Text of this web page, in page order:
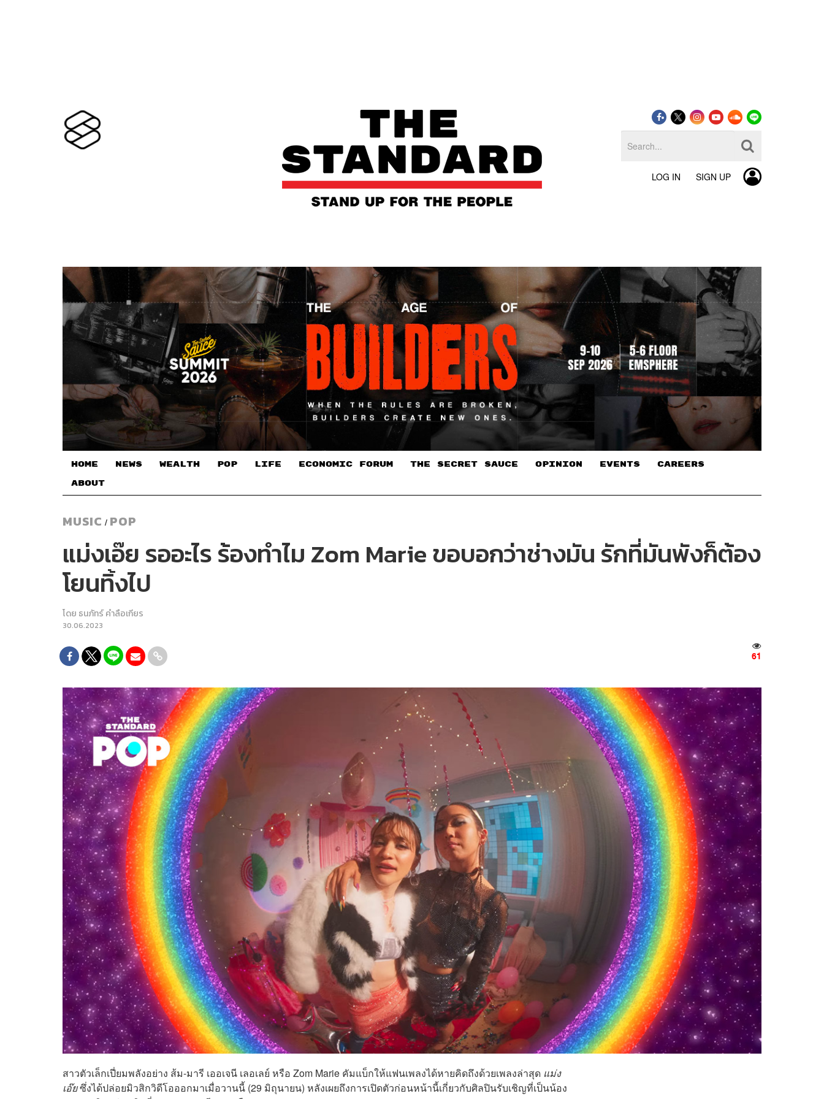
LOG IN SIGN UP
HOME NEWS WEALTH POP LIFE ECONOMIC FORUM THE SECRET SAUCE​ OPINION EVENTS CAREERS
ABOUT
MUSIC / POP
แม่งเอ๊ย รออะไร ร้องทำไม Zom Marie ขอบอกว่าช่างมัน รักที่มันพังก็ต้อง
โยนทิ้งไป
โดย ธนภัทร์ คำลือเกียร
30.06.2023
61
สาวตัวเล็กเปี่ยมพลังอย่าง ส้ม-มารี เออเจนี เลอเลย์ หรือ Zom Marie คัมแบ็กให้แฟนเพลงได้หายคิดถึงด้วยเพลงล่าสุด แม่ง
เอ๊ยซึ่งได้ปล่อยมิวสิกวิดีโอออกมาเมื่อวานนี้ (29 มิถุนายน) หลังเผยถึงการเปิดตัวก่อนหน้านี้เกี่ยวกับศิลปินรับเชิญที่เป็นน้อง